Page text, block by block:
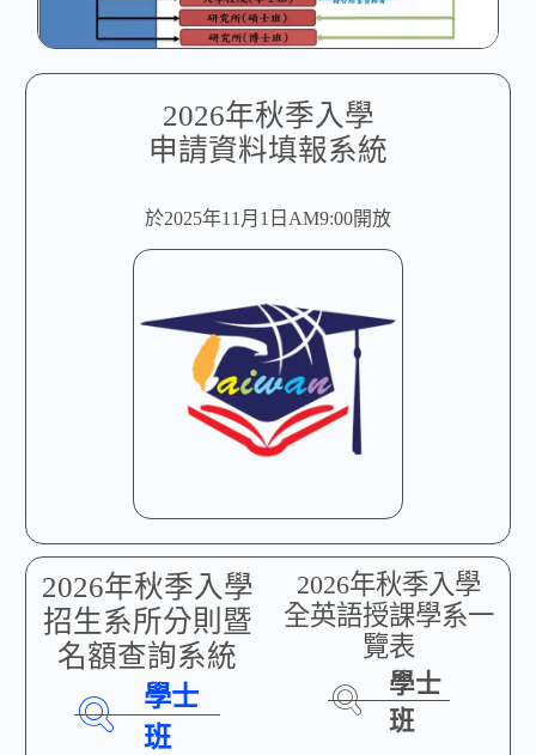
2026年秋季入學
申請資料填報系統
於2025年11月1日AM9:00開放
2026年秋季入學
招生系所分則暨
名額查詢系統
學士
班
2026年秋季入學
全英語授課學系一
覽表
學士
班